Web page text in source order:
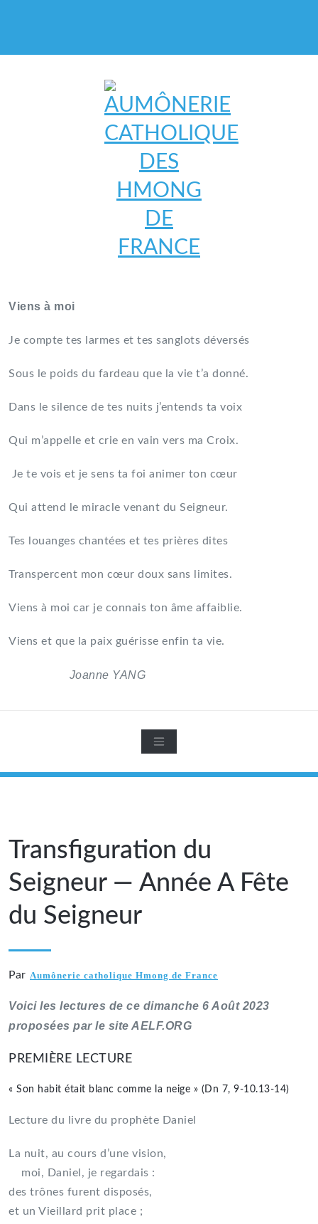
DES HMONG DE FRANCE
Viens à moi
Je compte tes larmes et tes sanglots déversés
Sous le poids du fardeau que la vie t’a donné.
Dans le silence de tes nuits j’entends ta voix
Qui m’appelle et crie en vain vers ma Croix.
Je te vois et je sens ta foi animer ton cœur
Qui attend le miracle venant du Seigneur.
Tes louanges chantées et tes prières dites
Transpercent mon cœur doux sans limites.
Viens à moi car je connais ton âme affaiblie.
Viens et que la paix guérisse enfin ta vie.
Joanne YANG
Transfiguration du
Seigneur — Année A Fête
du Seigneur
Par Aumônerie catholique Hmong de France
Voici les lectures de ce dimanche 6 Août 2023
proposées par le site AELF.ORG
PREMIÈRE LECTURE
« Son habit était blanc comme la neige » (Dn 7, 9-10.13-14)
Lecture du livre du prophète Daniel
La nuit, au cours d’une vision,
moi, Daniel, je regardais :
des trônes furent disposés,
et un Vieillard prit place ;